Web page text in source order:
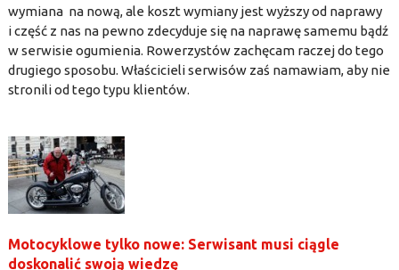
wymiana na nową, ale koszt wymiany jest wyższy od naprawy
i część z nas na pewno zdecyduje się na naprawę samemu bądź
w serwisie ogumienia. Rowerzystów zachęcam raczej do tego
drugiego sposobu. Właścicieli serwisów zaś namawiam, aby nie
stronili od tego typu klientów.
Motocyklowe tylko nowe: Serwisant musi ciągle
doskonalić swoją wiedzę